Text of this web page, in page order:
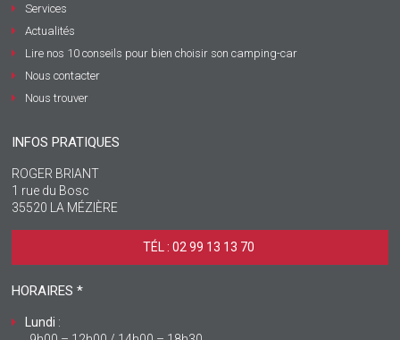
Services
Actualités
Lire nos 10 conseils pour bien choisir son camping-car
Nous contacter
Nous trouver
INFOS PRATIQUES
ROGER BRIANT
1 rue du Bosc
35520 LA MÉZIÈRE
TÉL : 02 99 13 13 70 ‎
HORAIRES *
Lundi :